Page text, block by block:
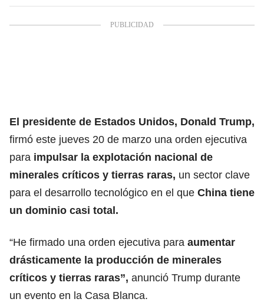
El presidente de Estados Unidos, Donald Trump,
firmó este jueves 20 de marzo una orden ejecutiva
para impulsar la explotación nacional de
minerales críticos y tierras raras, un sector clave
para el desarrollo tecnológico en el que China tiene
un dominio casi total.
“He firmado una orden ejecutiva para aumentar
drásticamente la producción de minerales
críticos y tierras raras”, anunció Trump durante
un evento en la Casa Blanca.